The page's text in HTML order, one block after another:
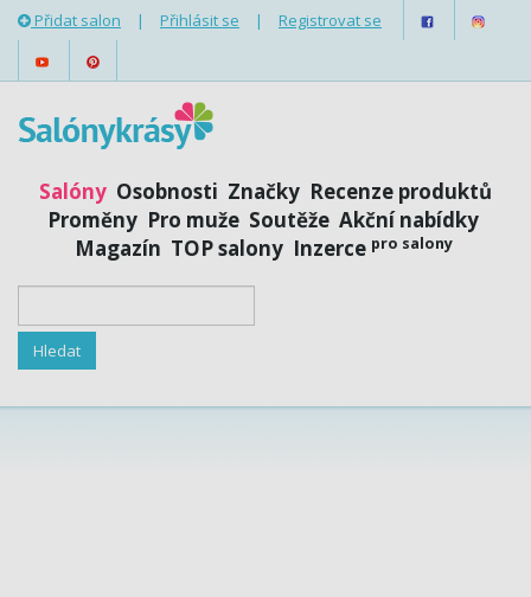
Přidat salon | Přihlásit se | Registrovat se
Salóny Osobnosti Značky Recenze produktů
Proměny Pro muže Soutěže Akční nabídky
Magazín TOP salony Inzerce pro salony